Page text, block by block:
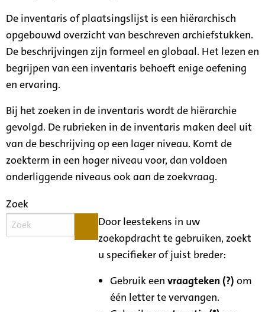
De inventaris of plaatsingslijst is een hiërarchisch
opgebouwd overzicht van beschreven archiefstukken.
De beschrijvingen zijn formeel en globaal. Het lezen en
begrijpen van een inventaris behoeft enige oefening
en ervaring.
Bij het zoeken in de inventaris wordt de hiërarchie
gevolgd. De rubrieken in de inventaris maken deel uit
van de beschrijving op een lager niveau. Komt de
zoekterm in een hoger niveau voor, dan voldoen
onderliggende niveaus ook aan de zoekvraag.
Zoek
Door leestekens in uw
zoekopdracht te gebruiken, zoekt
u specifieker of juist breder:
Gebruik eenvraagteken (?) om
één letter te vervangen.